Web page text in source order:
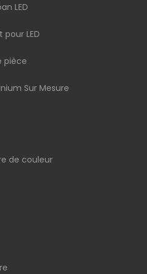
LED
LED
pièce
Sur Mesure
de couleur